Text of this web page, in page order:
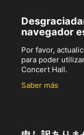
navegador
Por favor,
para poder
Concert Hall.
Saber más